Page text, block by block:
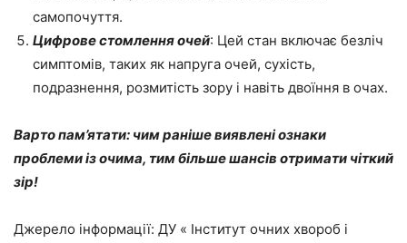
самопочуття.
Цифрове стомлення очей: Цей стан включає безліч
симптомів, таких як напруга очей, сухість,
подразнення, розмитість зору і навіть двоїння в очах.
Варто пам’ятати: чим раніше виявлені ознаки
проблеми із очима, тим більше шансів отримати чіткий
зір!
Джерело інформації: ДУ « Інститут очних хвороб і